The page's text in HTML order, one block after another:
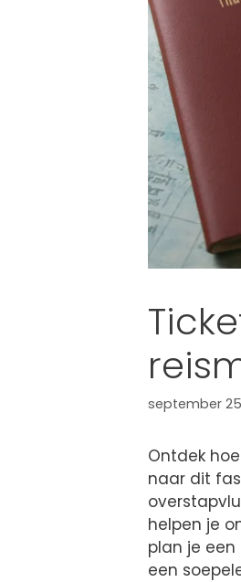
september
Ontdek
naar dit
helpen je
plan je
een